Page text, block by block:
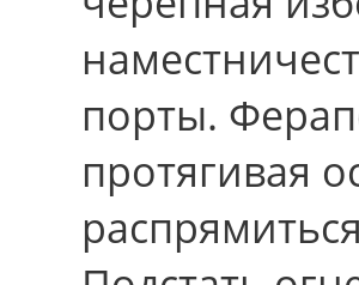
порты.
протягивая